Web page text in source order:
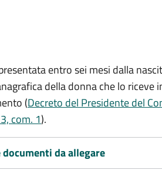
entro sei mesi dalla
della donna che lo
(Decreto del Presidente del
com. 1).
da allegare